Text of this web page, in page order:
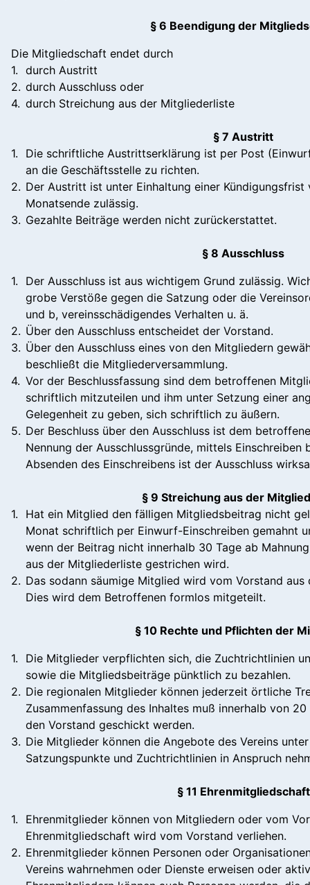
§ 6 Beendigung der
Die Mitgliedschaft endet durch
1. durch Austritt
2. durch Ausschluss oder
4. durch Streichung aus der Mitgliederliste
§ 7 Austritt
1.
Die schriftliche Austrittserklärung ist per Post
an die Geschäftsstelle zu richten.
2. Der Austritt ist unter Einhaltung einer Kündigungsfrist
Monatsende zulässig.
3. Gezahlte Beiträge werden nicht zurückerstattet.
§ 8 Ausschluss
1.
Der Ausschluss ist aus wichtigem Grund zulässig.
grobe Verstöße gegen die Satzung oder die
und b, vereinsschädigendes Verhalten u. ä.
2. Über den Ausschluss entscheidet der Vorstand.
3. Über den Ausschluss eines von den Mitgliedern
beschließt die Mitgliederversammlung.
4. Vor der Beschlussfassung sind dem betroffenen
schriftlich mitzuteilen und ihm unter Setzung einer
Gelegenheit zu geben, sich schriftlich zu äußern.
5. Der Beschluss über den Ausschluss ist dem
Nennung der Ausschlussgründe, mittels Einschreiben
Absenden des Einschreibens ist der Ausschluss
§ 9 Streichung aus der
1.
Hat ein Mitglied den fälligen Mitgliedsbeitrag nicht
Monat schriftlich per Einwurf-Einschreiben gemahnt
wenn der Beitrag nicht innerhalb 30 Tage ab
aus der Mitgliederliste gestrichen wird.
2. Das sodann säumige Mitglied wird vom Vorstand
Dies wird dem Betroffenen formlos mitgeteilt.
§ 10 Rechte und Pflichten der
1.
Die Mitglieder verpflichten sich, die Zuchtrichtlinien
sowie die Mitgliedsbeiträge pünktlich zu bezahlen.
2. Die regionalen Mitglieder können jederzeit örtliche
Zusammenfassung des Inhaltes muß innerhalb von
den Vorstand geschickt werden.
3. Die Mitglieder können die Angebote des Vereins
Satzungspunkte und Zuchtrichtlinien in Anspruch
§ 11 Ehrenmitgliedschaft
1.
Ehrenmitglieder können von Mitgliedern oder vom
Ehrenmitgliedschaft wird vom Vorstand verliehen.
2. Ehrenmitglieder können Personen oder
Vereins wahrnehmen oder Dienste erweisen oder